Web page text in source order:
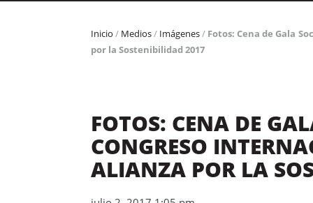
Inicio / Medios/ Imágenes/ Fotos: Cena de Gala
por la Sostenibilidad 2017
FOTOS: CENA DE
CONGRESO
ALIANZA POR LA